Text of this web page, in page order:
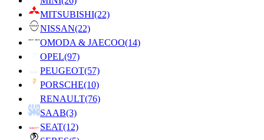
MITSUBISHI(22)
NISSAN(22)
OMODA & JAECOO(14)
OPEL(97)
PEUGEOT(57)
PORSCHE(10)
RENAULT(76)
SAAB(3)
SEAT(12)